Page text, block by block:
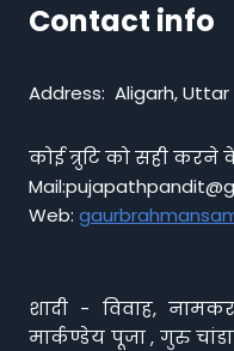
Contact info
Address: Aligarh, Uttar
कोई त्रुटि को सही
Web:
शादी - विवाह,
मार्कण्डेय पूजा , गुरु